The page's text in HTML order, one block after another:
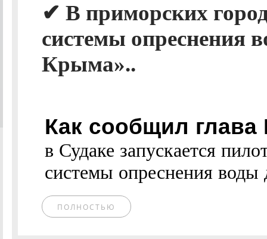
✔ В приморских
системы опреснения
Крыма»..
Как сообщил
в Судаке запускается
системы опреснения воды
ПОЛНОСТЬЮ